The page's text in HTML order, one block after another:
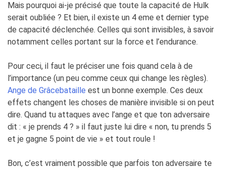
Mais pourquoi ai-je précisé que toute la capacité de Hulk
serait oubliée ? Et bien, il existe un 4 eme et dernier type
de capacité déclenchée. Celles qui sont invisibles, à savoir
notamment celles portant sur la force et l’endurance.
Pour ceci, il faut le préciser une fois quand cela à de
l’importance (un peu comme ceux qui change les règles).
Ange de Grâcebataille est un bonne exemple. Ces deux
effets changent les choses de manière invisible si on peut
dire. Quand tu attaques avec l’ange et que ton adversaire
dit : « je prends 4 ? » il faut juste lui dire « non, tu prends 5
et je gagne 5 point de vie » et tout roule !
Bon, c’est vraiment possible que parfois ton adversaire te